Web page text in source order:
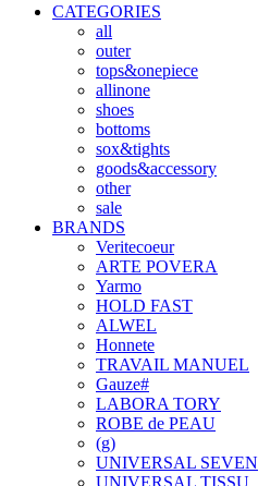
CATEGORIES
all
outer
tops&onepiece
allinone
shoes
bottoms
sox&tights
goods&accessory
other
sale
BRANDS
Veritecoeur
ARTE POVERA
Yarmo
HOLD FAST
ALWEL
Honnete
TRAVAIL MANUEL
Gauze#
LABORA TORY
ROBE de PEAU
(g)
UNIVERSAL SEVEN
UNIVERSAL TISSU